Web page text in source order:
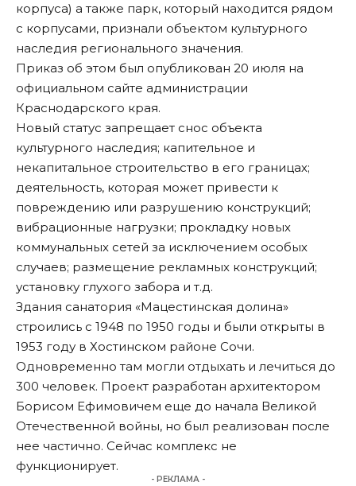
корпуса) а также парк, который находится рядом
с корпусами, признали объектом культурного
наследия регионального значения.
Приказ об этом был опубликован 20 июля на
официальном сайте администрации
Краснодарского края.
Новый статус запрещает снос объекта
культурного наследия; капительное и
некапитальное строительство в его границах;
деятельность, которая может привести к
повреждению или разрушению конструкций;
вибрационные нагрузки; прокладку новых
коммунальных сетей за исключением особых
случаев; размещение рекламных конструкций;
установку глухого забора и т.д.
Здания санатория «Мацестинская долина»
строились с 1948 по 1950 годы и были открыты в
1953 году в Хостинском районе Сочи.
Одновременно там могли отдыхать и лечиться до
300 человек. Проект разработан архитектором
Борисом Ефимовичем еще до начала Великой
Отечественной войны, но был реализован после
нее частично. Сейчас комплекс не
функционирует.
- РЕКЛАМА -